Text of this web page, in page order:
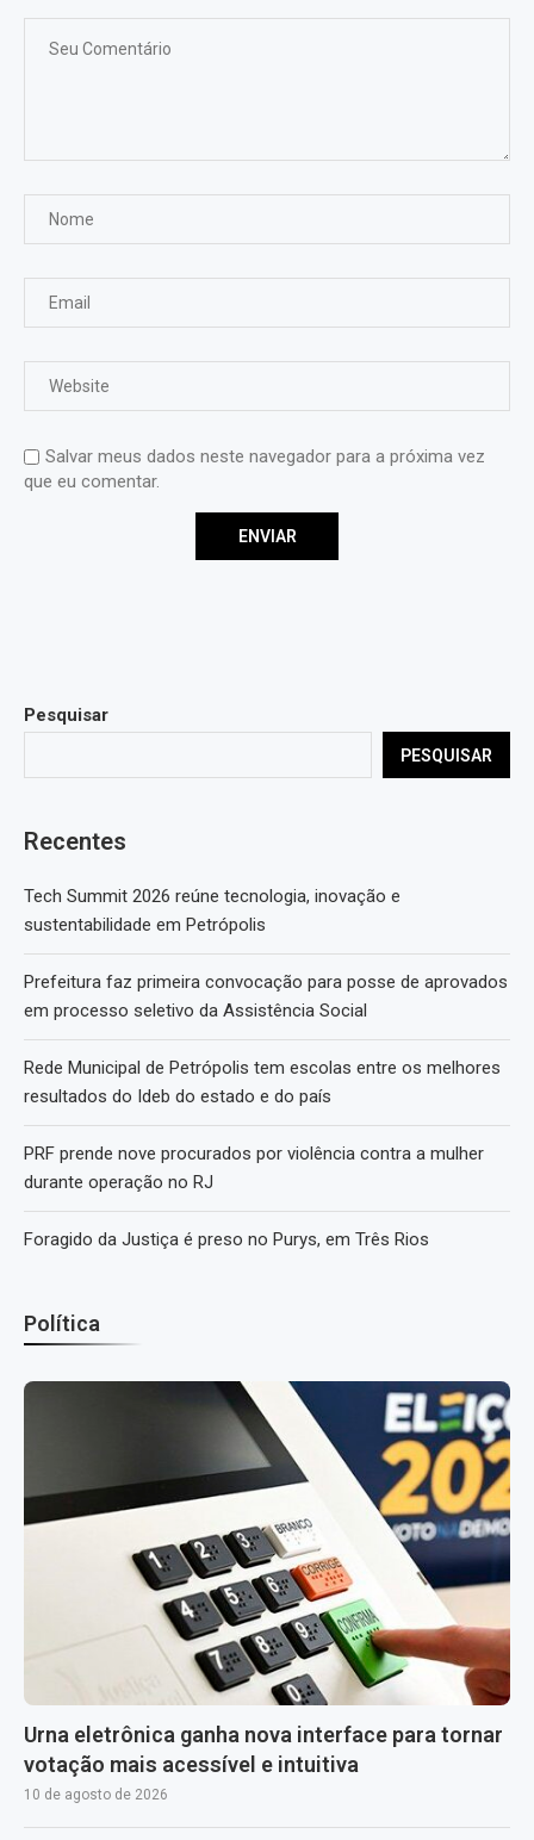
Salvar meus dados neste navegador para a próxima vez
que eu comentar.
Pesquisar
PESQUISAR
Recentes
Tech Summit 2026 reúne tecnologia, inovação e
sustentabilidade em Petrópolis
Prefeitura faz primeira convocação para posse de aprovados
em processo seletivo da Assistência Social
Rede Municipal de Petrópolis tem escolas entre os melhores
resultados do Ideb do estado e do país
PRF prende nove procurados por violência contra a mulher
durante operação no RJ
Foragido da Justiça é preso no Purys, em Três Rios
Política
Urna eletrônica ganha nova interface para tornar
votação mais acessível e intuitiva
10 de agosto de 2026